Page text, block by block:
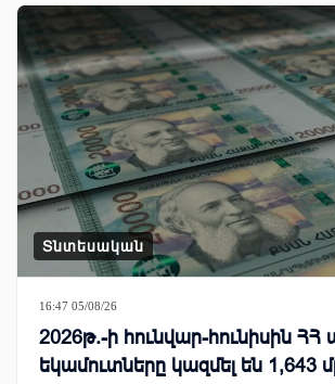
Տնտեսական
16:47 05/08/26
2026թ.-ի հունվար-հունիսին ՀՀ
եկամուտները կազմել են 1,643